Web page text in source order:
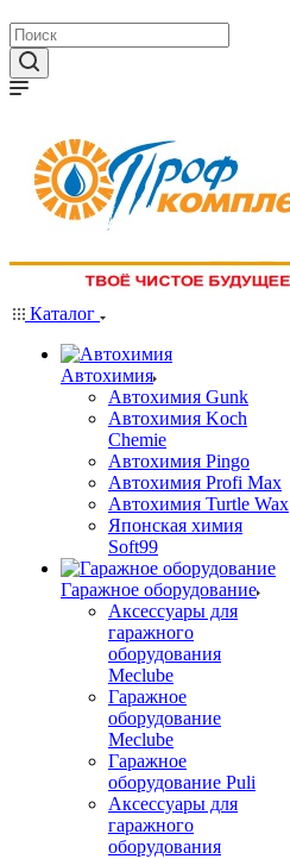
Каталог
Автохимия
Автохимия Gunk
Автохимия Koch
Chemie
Автохимия Pingo
Автохимия Profi Max
Автохимия Turtle Wax
Японская химия
Soft99
Гаражное оборудование
Аксессуары для
гаражного
оборудования
Meclube
Гаражное
оборудование
Meclube
Гаражное
оборудование Puli
Аксессуары для
гаражного
оборудования